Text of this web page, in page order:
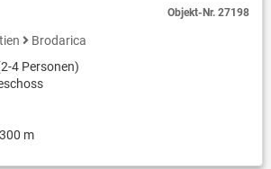
Objekt-Nr.27198
Brodarica
4 Personen)
m